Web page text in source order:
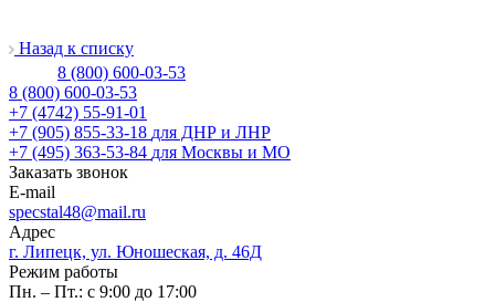
Назад к списку
8 (800) 600-03-53
8 (800) 600-03-53
+7 (4742) 55-91-01
+7 (905) 855-33-18 для ДНР и ЛНР
+7 (495) 363-53-84 для Москвы и МО
Заказать звонок
E-mail
specstal48@mail.ru
Адрес
г. Липецк, ул. Юношеская, д. 46Д
Режим работы
Пн. – Пт.: с 9:00 до 17:00